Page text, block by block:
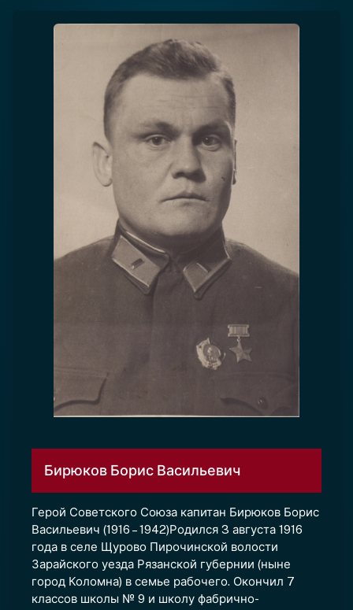
Бирюков Борис Васильевич
Герой Советского Союза капитан Бирюков Борис
Васильевич (1916 – 1942)Родился 3 августа 1916
года в селе Щурово Пирочинской волости
Зарайского уезда Рязанской губернии (ныне
город Коломна) в семье рабочего. Окончил 7
классов школы № 9 и школу фабрично-